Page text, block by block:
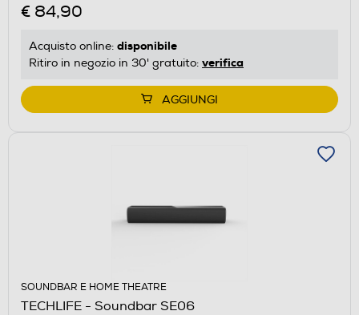
€ 84,90
Acquisto online: disponibile
Ritiro in negozio in 30' gratuito: verifica
AGGIUNGI
SOUNDBAR E HOME THEATRE
TECHLIFE - Soundbar SE06